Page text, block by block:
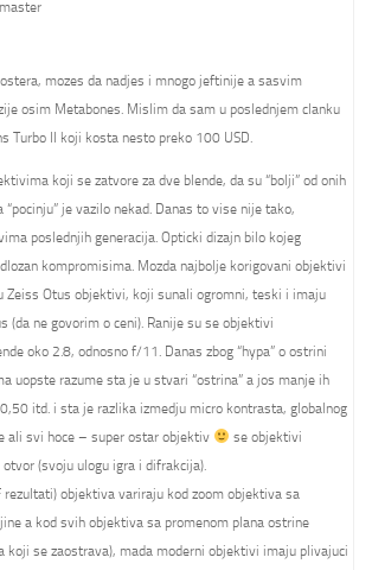
mozes da nadjes i mnogo jeftinije a sasvim
osim Metabones. Mislim da sam u poslednjem clanku
Turbo II koji kosta nesto preko 100 USD.
koji se zatvore za dve blende, da su “bolji” od onih
je vazilo nekad. Danas to vise nije tako,
poslednjih generacija. Opticki dizajn bilo kojeg
kompromisima. Mozda najbolje korigovani objektivi
Zeiss Otus objektivi, koji sunali ogromni, teski i imaju
(da ne govorim o ceni). Ranije su se objektivi
oko 2.8, odnosno f/11. Danas zbog “hypa” o ostrini
uopste razume sta je u stvari “ostrina” a jos manje ih
itd. i sta je razlika izmedju micro kontrasta, globalnog
ali svi hoce – super ostar objektiv
se objektivi
(svoju ulogu igra i difrakcija).
rezultati) objektiva variraju kod zoom objektiva sa
a kod svih objektiva sa promenom plana ostrine
koji se zaostrava), mada moderni objektivi imaju plivajuci